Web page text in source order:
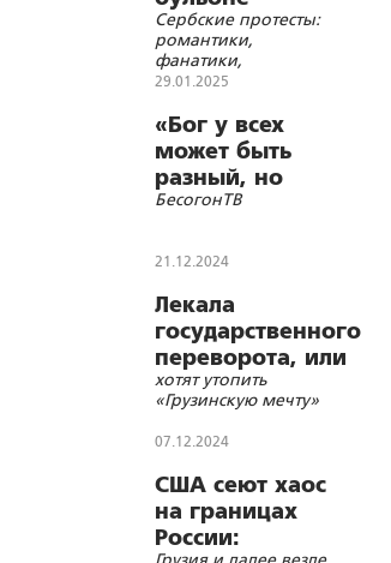
закипает
революция»
Сербские протесты:
романтики,
фанатики,
проходимцы
29.01.2025
«Бог у всех
может быть
разный, но
враг у Бога
БесогонТВ
21.12.2024
Лекала
государственного
переворота, или
Как
хотят утопить
«Грузинскую мечту»
07.12.2024
США сеют хаос
на границах
России: